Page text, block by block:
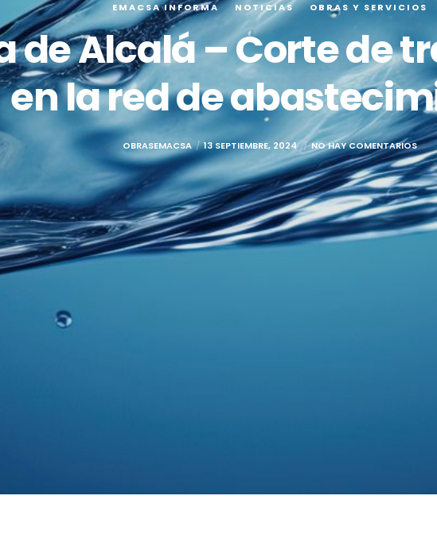
EMACSA INFORMA NOTICIAS OBRAS Y SERVICIOS
de Alcalá – Corte de
en la red de
OBRASEMACSA 13 SEPTIEMBRE, 2024 NO HAY COMENTARIOS